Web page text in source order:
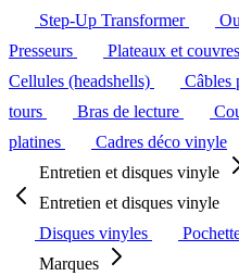
Step-Up Transformer
Presseurs
Plateaux et
Cellules (headshells)
Câbles
tours
Bras de lecture
platines
Cadres déco vinyle
Entretien et disques vinyle
Entretien et disques vinyle
Disques vinyles
Marques